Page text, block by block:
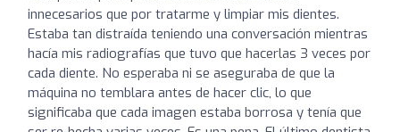
innecesarios que por tratarme y limpiar mis dientes.
Estaba tan distraída teniendo una conversación mientras
hacía mis radiografías que tuvo que hacerlas 3 veces por
cada diente. No esperaba ni se aseguraba de que la
máquina no temblara antes de hacer clic, lo que
significaba que cada imagen estaba borrosa y tenía que